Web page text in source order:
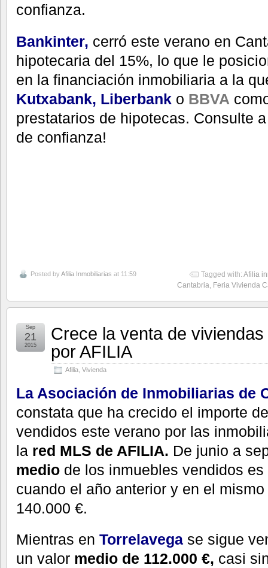
confianza.
Bankinter, cerró este verano en
hipotecaria del 15%, lo que le
en la financiación inmobiliaria a la
Kutxabank, Liberbank o BBVA
prestatarios de hipotecas. Consulte
de confianza!
Posted byAfilia Inmobiliarias at 11:59 Tagged with: Afilia
Cantabria Feria Vivienda
Crece la venta de
por AFILIA
Afilia Vivienda
Sep
21
2015
La Asociación de Inmobiliarias de
constata que ha crecido el importe
vendidos este verano por las
la red MLS de AFILIA. De junio a
medio de los inmuebles vendidos
cuando el año anterior y en el
140.000 €.
Mientras en Torrelavega se sigue
un valor medio de 112.000 €, casi